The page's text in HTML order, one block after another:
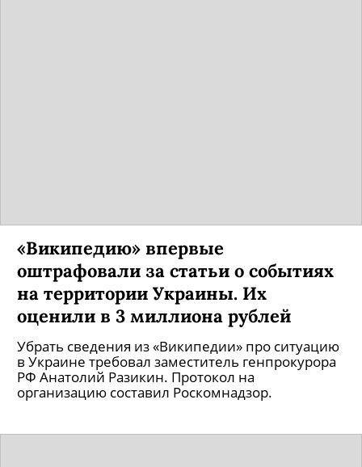
«Википедию» впервые
оштрафовали за статьи о событиях
на территории Украины. Их
оценили в 3 миллиона рублей
Убрать сведения из «Википедии» про ситуацию
в Украине требовал заместитель генпрокурора
РФ Анатолий Разикин. Протокол на
организацию составил Роскомнадзор.